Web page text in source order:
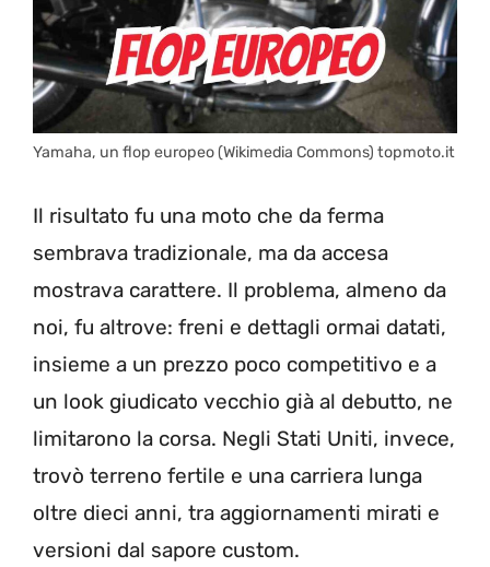
Yamaha, un flop europeo (Wikimedia Commons) topmoto.it
Il risultato fu una moto che da ferma
sembrava tradizionale, ma da accesa
mostrava carattere. Il problema, almeno da
noi, fu altrove: freni e dettagli ormai datati,
insieme a un prezzo poco competitivo e a
un look giudicato vecchio già al debutto, ne
limitarono la corsa. Negli Stati Uniti, invece,
trovò terreno fertile e una carriera lunga
oltre dieci anni, tra aggiornamenti mirati e
versioni dal sapore custom.